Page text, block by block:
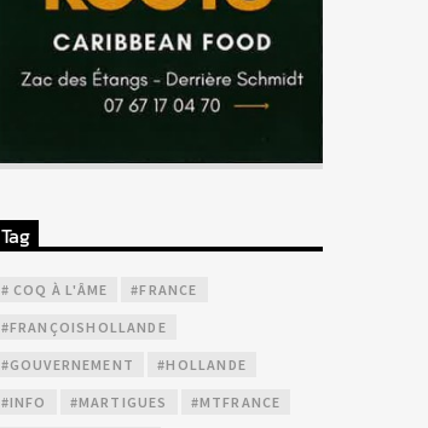
Tag
# COQ À L'ÂME #FRANCE
#FRANÇOISHOLLANDE
#GOUVERNEMENT #HOLLANDE
#INFO #MARTIGUES #MTFRANCE